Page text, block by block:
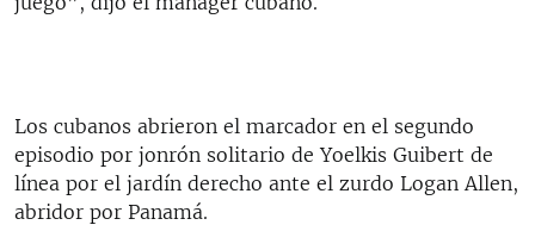
Los cubanos abrieron el marcador en el segundo
episodio por jonrón solitario de Yoelkis Guibert de
línea por el jardín derecho ante el zurdo Logan Allen,
abridor por Panamá.